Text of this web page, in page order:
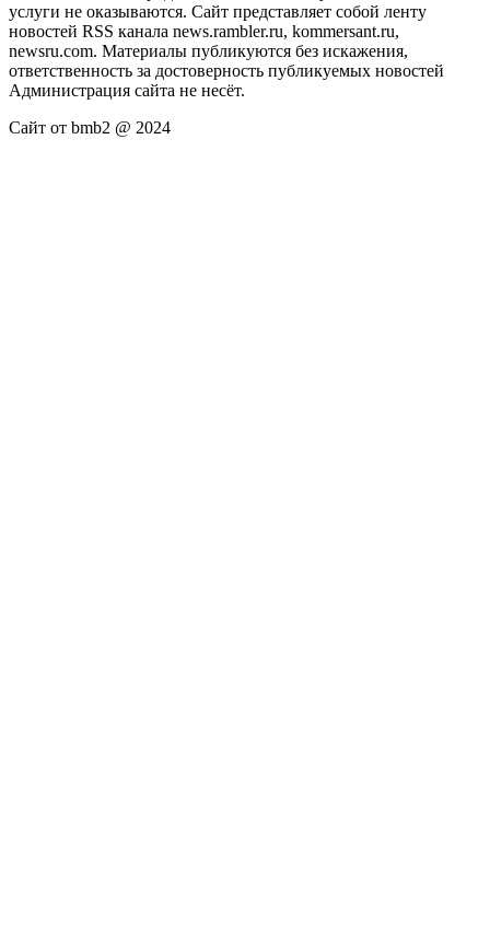
услуги не оказываются. Сайт представляет собой ленту
новостей RSS канала news.rambler.ru, kommersant.ru,
newsru.com. Материалы публикуются без искажения,
ответственность за достоверность публикуемых новостей
Администрация сайта не несёт.
Сайт от bmb2 @ 2024